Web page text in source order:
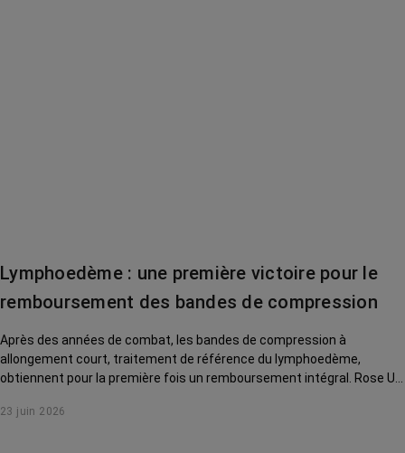
Lymphoedème : une première victoire pour le
remboursement des bandes de compression
Après des années de combat, les bandes de compression à
allongement court, traitement de référence du lymphoedème,
obtiennent pour la première fois un remboursement intégral. Rose Up,
salue une avancée majeure — tout en appelant à poursuivre la lutte
23 juin 2026